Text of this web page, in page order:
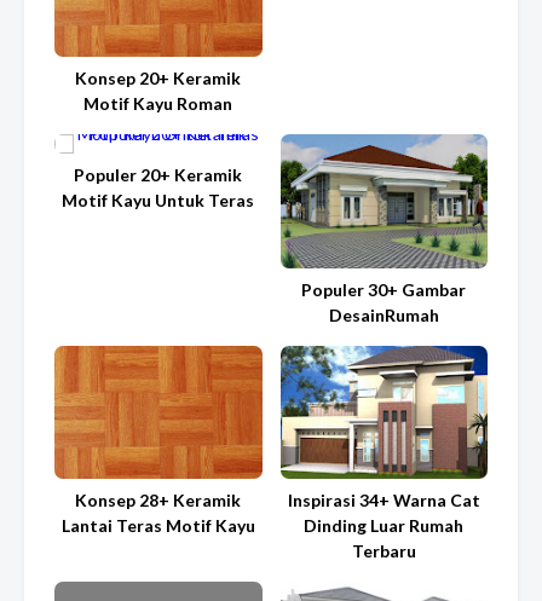
Konsep 20+ Keramik
Motif Kayu Roman
Populer 20+ Keramik
Motif Kayu Untuk Teras
Populer 30+ Gambar
DesainRumah
Konsep 28+ Keramik
Lantai Teras Motif Kayu
Inspirasi 34+ Warna Cat
Dinding Luar Rumah
Terbaru